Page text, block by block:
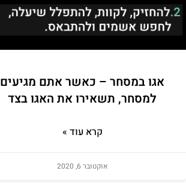
אגו במסחר – כאשר אתם מגיעים
למסחר, תשאירו את האגו בצד
קרא עוד »
אוקטובר 6, 2020